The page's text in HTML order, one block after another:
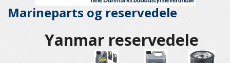
Marineparts og reservedele
Yanmar reservedele